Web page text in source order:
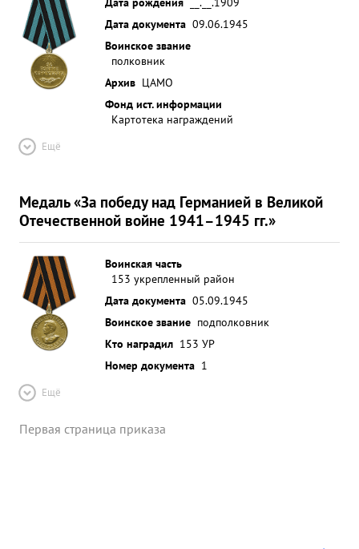
Дата документа 09.06.1945
Воинское звание
полковник
Архив ЦАМО
Фонд ист. информации
Картотека награждений
Ещё
Медаль «За победу над Германией в Великой
Отечественной войне 1941–1945 гг.»
Воинская часть
153 укрепленный район
Дата документа 05.09.1945
Воинское звание подполковник
Кто наградил 153 УР
Номер документа 1
Ещё
Первая страница приказа